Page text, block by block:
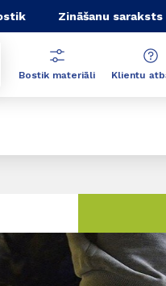
Zināšanu saraksts
Bostik materiāli Klientu